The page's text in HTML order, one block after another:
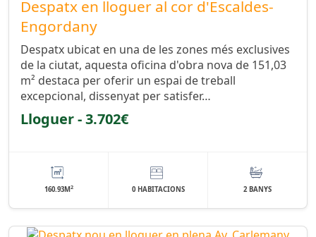
Despatx en lloguer al cor d'Escaldes-
Engordany
Despatx ubicat en una de les zones més exclusives
de la ciutat, aquesta oficina d'obra nova de 151,03
m² destaca per oferir un espai de treball
excepcional, dissenyat per satisfer…
Lloguer - 3.702€
160.93M2 0 HABITACIONS 2 BANYS